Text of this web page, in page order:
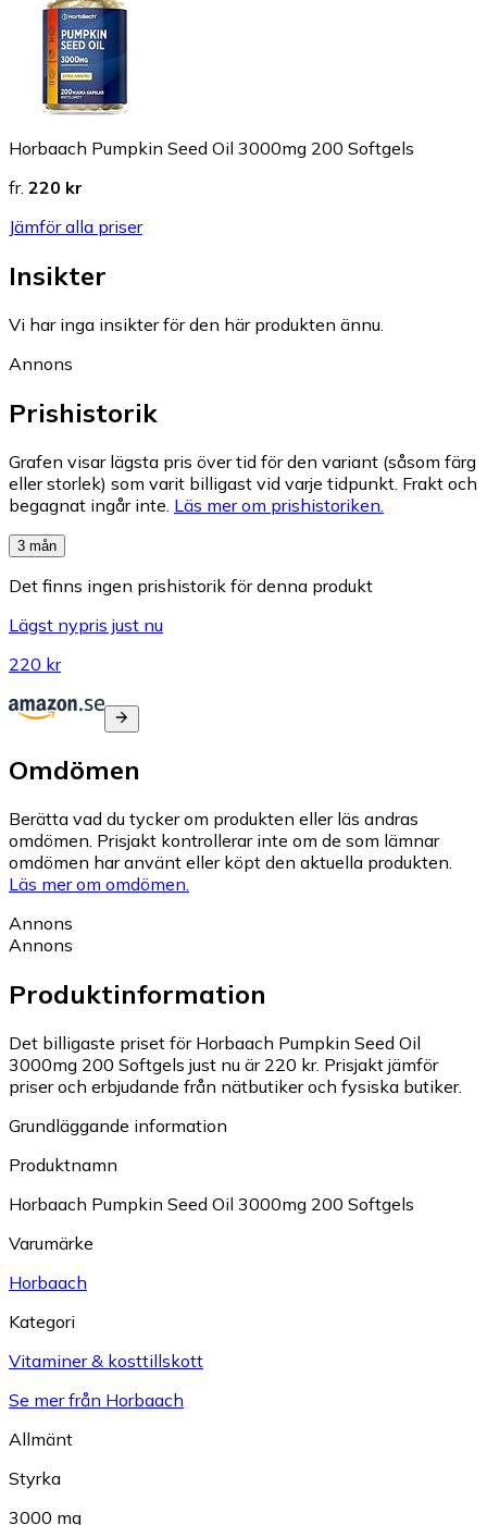
Horbaach Pumpkin Seed Oil 3000mg 200 Softgels
fr. 220 kr
Jämför alla priser
Insikter
Vi har inga insikter för den här produkten ännu.
Annons
Prishistorik
Grafen visar lägsta pris över tid för den variant (såsom färg
eller storlek) som varit billigast vid varje tidpunkt. Frakt och
begagnat ingår inte. Läs mer om prishistoriken.
3 mån
Det finns ingen prishistorik för denna produkt
Lägst nypris just nu
220 kr
Omdömen
Berätta vad du tycker om produkten eller läs andras
omdömen. Prisjakt kontrollerar inte om de som lämnar
omdömen har använt eller köpt den aktuella produkten.
Läs mer om omdömen.
Annons
Annons
Produktinformation
Det billigaste priset för Horbaach Pumpkin Seed Oil
3000mg 200 Softgels just nu är 220 kr. Prisjakt jämför
priser och erbjudande från nätbutiker och fysiska butiker.
Grundläggande information
Produktnamn
Horbaach Pumpkin Seed Oil 3000mg 200 Softgels
Varumärke
Horbaach
Kategori
Vitaminer & kosttillskott
Se mer från Horbaach
Allmänt
Styrka
3000 mg